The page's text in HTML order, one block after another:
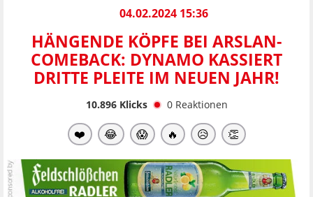
04.02.2024 15:36
HÄNGENDE KÖPFE BEI ARSLAN-
COMEBACK: DYNAMO KASSIERT
DRITTE PLEITE IM NEUEN JAHR!
10.896Klicks 0 Reaktionen
❤️ 😂 😱 🔥 😥 👏